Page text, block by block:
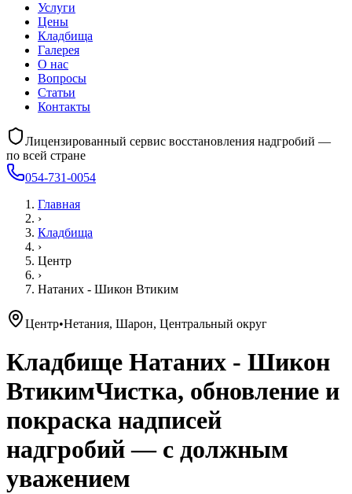
Услуги
Цены
Кладбища
Галерея
О нас
Вопросы
Статьи
Контакты
Лицензированный сервис восстановления надгробий —
по всей стране
054-731-0054
Главная
›
Кладбища
›
Центр
›
Натаних - Шикон Втиким
Центр•Нетания, Шарон, Центральный округ
Кладбище Натаних - Шикон
ВтикимЧистка, обновление и
покраска надписей
надгробий — с должным
уважением